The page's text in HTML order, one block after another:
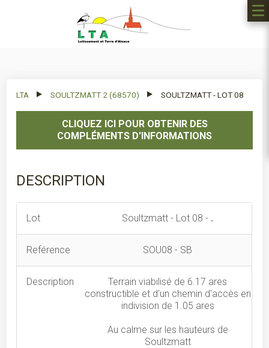
LTA SOULTZMATT 2 (68570) SOULTZMATT - LOT 08
CLIQUEZ ICI POUR OBTENIR DES
COMPLÉMENTS D'INFORMATIONS
DESCRIPTION
Lot Soultzmatt - Lot 08 - .
Reférence SOU08 - SB
Description
Terrain viabilisé de 6.17 ares
constructible et d'un chemin d'accès en
indivision de 1.05 ares
Au calme sur les hauteurs de
Soultzmatt